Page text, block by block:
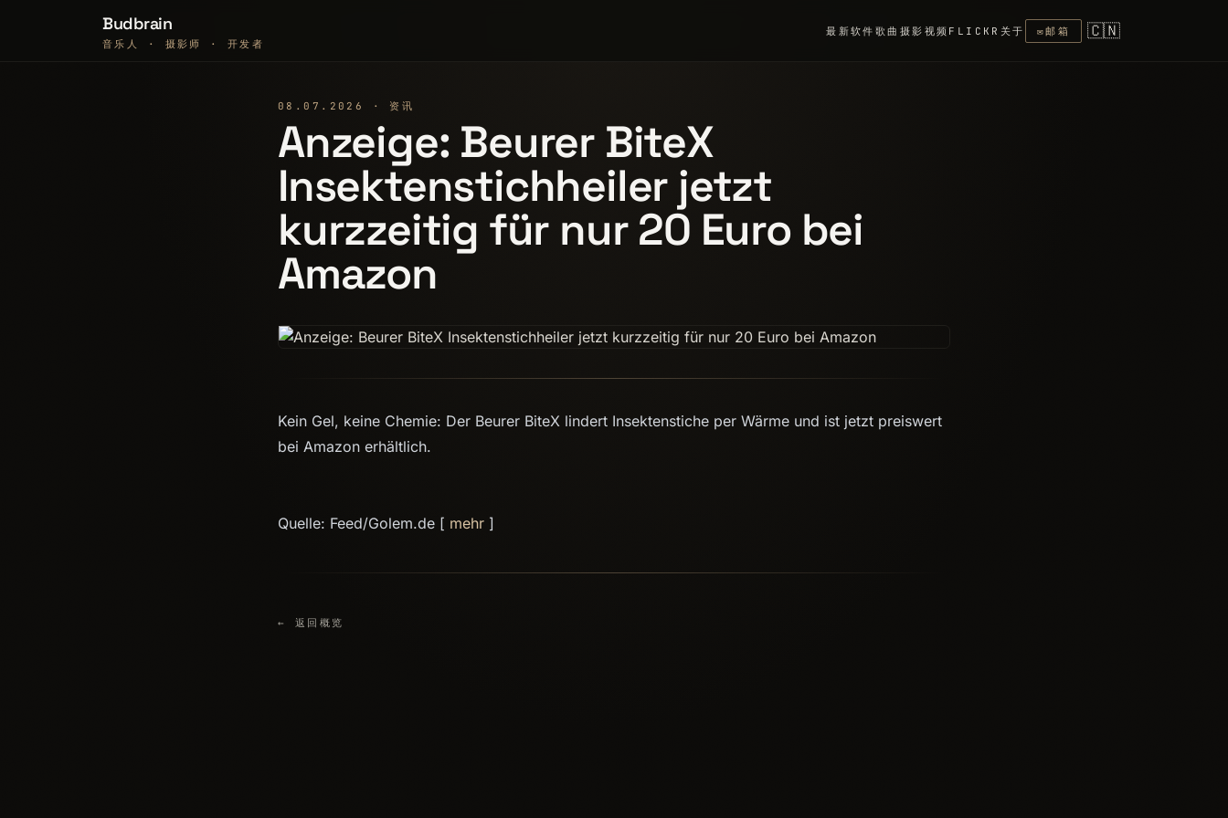
Budbrain
音乐人 · 摄影师 · 开发者
最新软件 歌曲 摄影 视频 FLICKR 关于 ✉邮箱 🇨🇳
08.07.2026 · 资讯
Anzeige: Beurer BiteX
Insektenstichheiler jetzt
kurzzeitig für nur 20 Euro bei
Amazon
Kein Gel, keine Chemie: Der Beurer BiteX lindert Insektenstiche per Wärme und ist jetzt preiswert
bei Amazon erhältlich.
Quelle: Feed/Golem.de [ mehr ]
← 返回概览